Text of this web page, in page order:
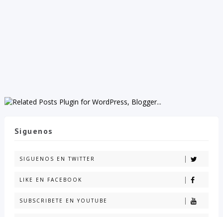
Siguenos
SIGUENOS EN TWITTER
LIKE EN FACEBOOK
SUBSCRIBETE EN YOUTUBE